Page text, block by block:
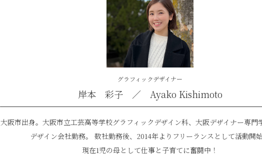
グラフィックデザイナー
岸本 彩子 ／ Ayako Kishimoto
大阪市出身。大阪市立工芸高等学校グラフィックデザイン科、大阪デザイナー専門
デザイン会社勤務。 数社勤務後、2014年よりフリーランスとして活動開始
現在1児の母として仕事と子育てに奮闘中！